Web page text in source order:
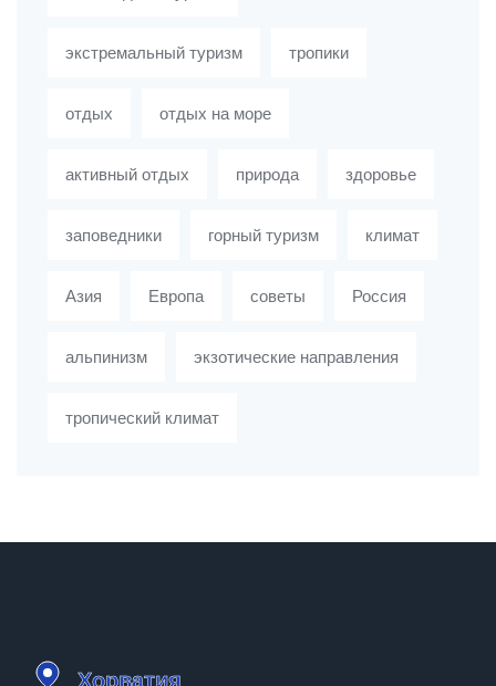
экстремальный туризм тропики
отдых отдых на море
активный отдых природа здоровье
заповедники горный туризм климат
Азия Европа советы Россия
альпинизм экзотические направления
тропический климат